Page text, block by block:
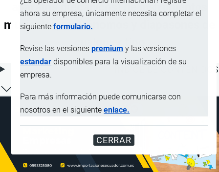
ahora su empresa, únicamente necesita completar el
siguienteformulario.
Revise las versionespremium y las versiones
estandar disponibles para la visualización de su
empresa.
Para más información puede comunicarse con
nosotros en el siguienteenlace.
CERRAR
aparatos mecánicos) de instrumentos
musicales; metrónomos y diapasones de
cualquier tipo
ÍNDICE DE CONTENIDOS